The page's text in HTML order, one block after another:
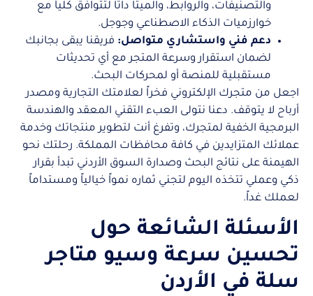
والتصنيفات، والروابط، والميتا داتا لتتوافق كلياً مع
خوارزميات الذكاء الاصطناعي وجوجل.
دعم فني واستشاري متواصل: فريقنا يبقى بجانبك
لضمان استقرار وسرعة المتجر مع أي تحديثات
مستقبلية للمنصة أو لمحركات البحث.
اجعل من متجرك الإلكتروني فخراً لعلامتك التجارية ومصدر
أرباح لا يتوقف. دعنا نتولى العبء التقني المعقد والهندسة
البرمجية الخفية لمتجرك، وتفرغ أنت لتطوير منتجاتك وخدمة
عملائك المتزايدين في كافة محافظات المملكة. رحلتك نحو
الهيمنة على نتائج البحث وصدارة السوق الأردني تبدأ بقرار
ذكي وعملي تتخذه اليوم لتجني ثماره نمواً خيالياً ومستداماً
لعملك غداً.
الأسئلة الشائعة حول
تحسين سرعة وسيو متاجر
سلة في الأردن